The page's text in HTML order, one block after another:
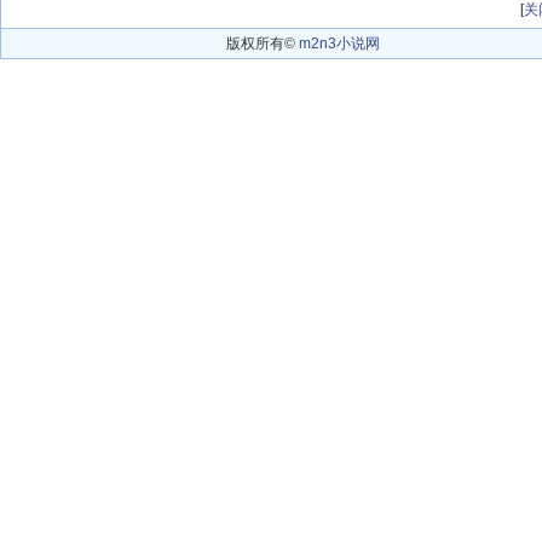
[关
版权所有© m2n3小说网